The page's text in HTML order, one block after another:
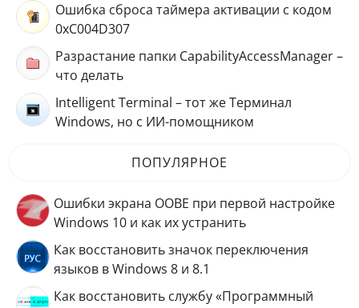
Ошибка сброса таймера активации с кодом
0xC004D307
Разрастание папки CapabilityAccessManager –
что делать
Intelligent Terminal – тот же Терминал
Windows, но с ИИ-помощником
ПОПУЛЯРНОЕ
Ошибки экрана OOBE при первой настройке
Windows 10 и как их устранить
Как восстановить значок переключения
языков в Windows 8 и 8.1
Как восстановить службу «Программный